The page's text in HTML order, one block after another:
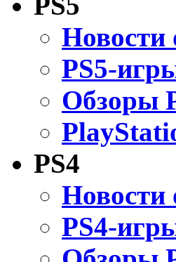
Новости
PS5-
Обзоры
PS4
Новости
PS4-